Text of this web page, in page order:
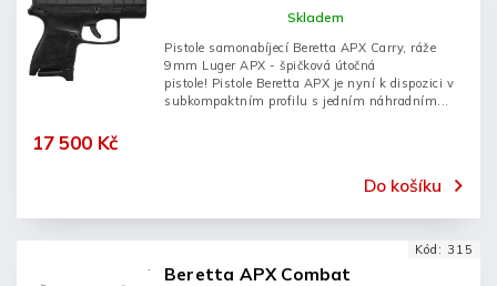
Skladem
17 500 Kč
Do košíku
Pistole samonabíjecí Beretta APX Carry, ráže
9mm Luger APX - špičková útočná
pistole! Pistole Beretta APX je nyní k dispozici v
subkompaktním profilu s jedním náhradním...
Beretta APX Combat
Kód: 315